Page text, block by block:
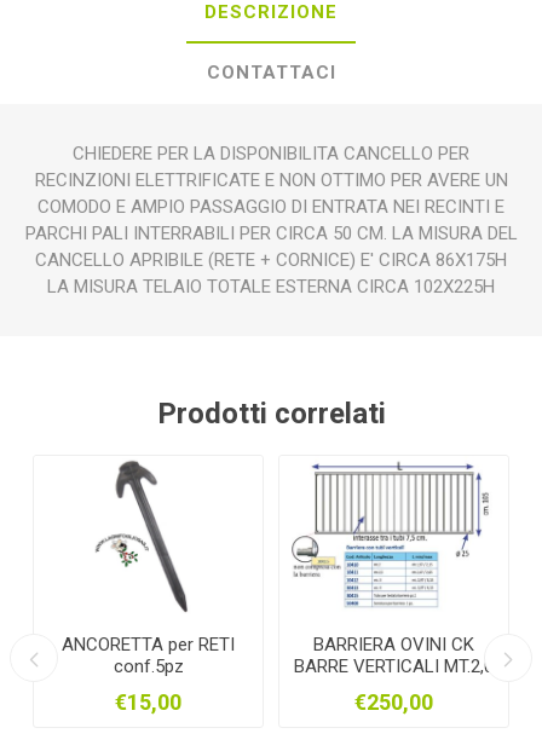
DESCRIZIONE
CONTATTACI
CHIEDERE PER LA DISPONIBILITA CANCELLO PER
RECINZIONI ELETTRIFICATE E NON OTTIMO PER AVERE UN
COMODO E AMPIO PASSAGGIO DI ENTRATA NEI RECINTI E
PARCHI PALI INTERRABILI PER CIRCA 50 CM. LA MISURA DEL
CANCELLO APRIBILE (RETE + CORNICE) E' CIRCA 86X175H
LA MISURA TELAIO TOTALE ESTERNA CIRCA 102X225H
Prodotti correlati
ANCORETTA per RETI
conf.5pz
€15,00
BARRIERA OVINI CK
BARRE VERTICALI MT.2,0
€250,00